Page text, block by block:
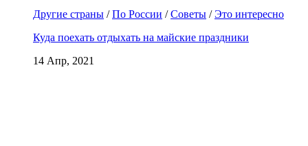
Другие страны /По России /Советы /Это интересно
Куда поехать отдыхать на майские праздники
14 Апр, 2021